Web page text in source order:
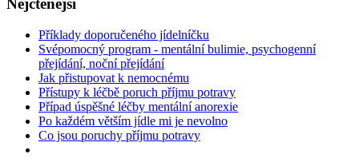
Nejčtenější
Příklady doporučeného jídelníčku
Svépomocný program - mentální bulimie, psychogenní
přejídání, noční přejídání
Jak přistupovat k nemocnému
Přístupy k léčbě poruch příjmu potravy
Případ úspěšné léčby mentální anorexie
Po každém větším jídle mi je nevolno
Co jsou poruchy příjmu potravy